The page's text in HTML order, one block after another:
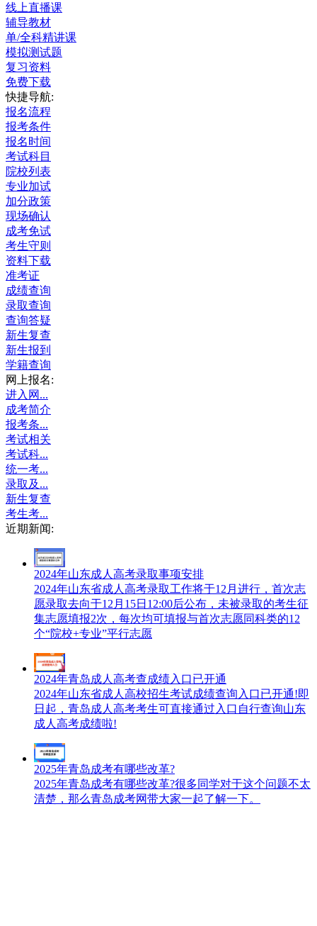
线上直播课
辅导教材
单/全科精讲课
模拟测试题
复习资料
免费下载
快捷导航:
报名流程
报考条件
报名时间
考试科目
院校列表
专业加试
加分政策
现场确认
成考免试
考生守则
资料下载
准考证
成绩查询
录取查询
查询答疑
新生复查
新生报到
学籍查询
网上报名:
进入网...
成考简介
报考条...
考试相关
考试科...
统一考...
录取及...
新生复查
考生考...
近期新闻:
2024年山东成人高考录取事项安排
2024年山东省成人高考录取工作将于12月进行，首次志
愿录取去向于12月15日12:00后公布，未被录取的考生征
集志愿填报2次，每次均可填报与首次志愿同科类的12
个“院校+专业”平行志愿
2024年青岛成人高考查成绩入口已开通
2024年山东省成人高校招生考试成绩查询入口已开通!即
日起，青岛成人高考考生可直接通过入口自行查询山东
成人高考成绩啦!
2025年青岛成考有哪些改革?
2025年青岛成考有哪些改革?很多同学对于这个问题不太
清楚，那么青岛成考网带大家一起了解一下。